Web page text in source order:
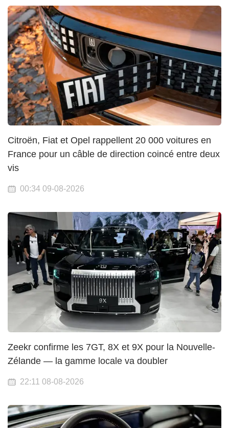
Citroën, Fiat et Opel rappellent 20 000 voitures en
France pour un câble de direction coincé entre deux
vis
00:34 09-08-2026
Zeekr confirme les 7GT, 8X et 9X pour la Nouvelle-
Zélande — la gamme locale va doubler
22:11 08-08-2026